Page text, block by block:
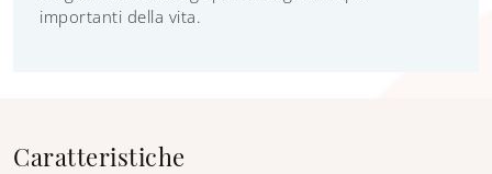
importanti della vita.
Caratteristiche